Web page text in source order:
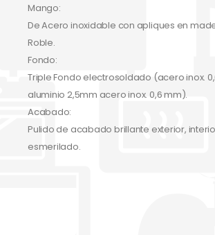
Mango:
De Acero inoxidable con apliques en
Roble.
Fondo:
Triple Fondo electrosoldado (acero inox.
aluminio 2,5mm acero inox. 0,6 mm).
Acabado:
Pulido de acabado brillante exterior,
esmerilado.